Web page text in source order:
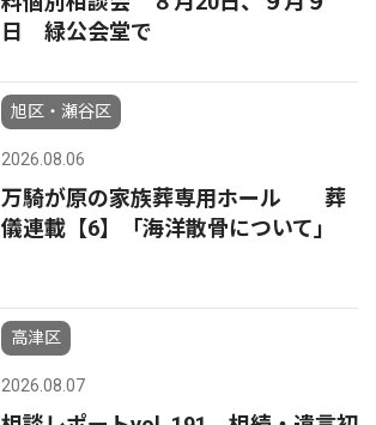
日 緑公会堂で
旭区・瀬谷区
2026.08.06
万騎が原の家族葬専用ホール 葬
儀連載【6】「海洋散骨について」
高津区
2026.08.07